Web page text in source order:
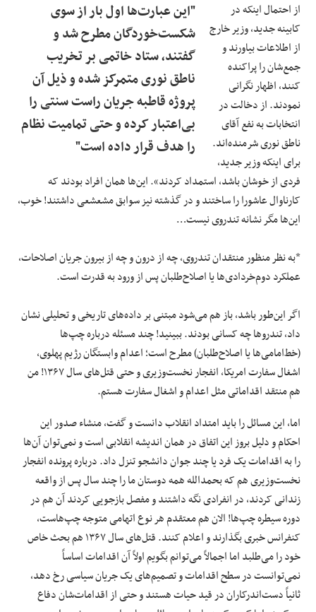
"این عبارت‌ها اول بار از سوی
شکست‌خوردگان مطرح شد و
گفتند، ستاد خاتمی بر تخریب
ناطق نوری متمرکز شده و ذیل آن
پروژه قاطبه جریان راست سنتی را
بی‌اعتبار کرده و حتی تمامیت نظام
را هدف قرار داده است"
از احتمال اینکه در
کابینه جدید، وزیر خارج
از اطلاعات بیاورند و
جمع‌شان را پراکنده
کنند، اظهار نگرانی
نمودند. از دخالت در
انتخابات به نفع آقای
ناطق نوری شرمنده‌اند.
برای اینکه وزیر جدید،
فردی از خوشان باشد، استمداد کردند». این‌ها همان افراد بودند که
کارناوال عاشورا را ساختند و در گذشته نیز سوابق مشعشعی داشتند! خوب،
این‌ها مگر نشانه تندروی نیست…
*به‌‌ نظر منظور منتقدان تندروی، چه از درون و چه از بیرون جریان اصلاحات،
عملکرد دوم‌خردادی‌ها یا اصلاح‌طلبان پس از ورود به قدرت است.
اگر این‌طور باشد، باز هم می‌شود مبتنی بر داده‌های تاریخی و تحلیلی نشان
داد، تندروها چه کسانی بودند. ببینید! چند مسئله درباره چپ‌ها
(خط‌امامی‌ها یا اصلاح‌طلبان) مطرح است؛ اعدام وابستگان رژیم پهلوی،
اشغال سفارت امریکا، انفجار نخست‌وزیری و حتی قتل‌های سال ۱۳۶۷! من
هم منتقد اقداماتی مثل اعدام و اشغال سفارت هستم.
اما، این مسائل را باید امتداد انقلاب دانست و گفت، منشاء صدور این
احکام و دلیل بروز این اتفاق در همان اندیشه انقلابی است و نمی‌توان آن‌ها
را به اقدامات یک فرد یا چند جوان دانشجو تنزل داد. درباره پرونده انفجار
نخست‌وزیری هم که بحمدالله همه دوستان ما را چند سال پس از واقعه
زندانی کردند، در انفرادی نگه داشتند و مفصل بازجویی کردند آن هم در
دوره سیطره چپ‌ها! الان هم معتقدم هر نوع اتهامی متوجه چپ‌هاست،
کنفرانس خبری بگذارند و اعلام کنند. قتل‌های سال ۱۳۶۷ هم بحث خاص
خود را می‌طلبد اما اجمالاً می‌توانم بگویم اولاً آن اقدامات اساساً
نمی‌توانست در سطح اقدامات و تصمیم‌های یک جریان سیاسی رخ دهد،
ثانیاً دست‌اندرکاران در قید حیات هستند و حتی از اقدامات‌شان دفاع